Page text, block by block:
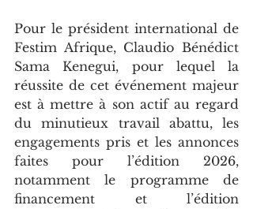
Pour le président international de
Festim Afrique, Claudio Bénédict
Sama Kenegui, pour lequel la
réussite de cet événement majeur
est à mettre à son actif au regard
du minutieux travail abattu, les
engagements pris et les annonces
faites pour l’édition 2026,
notamment le programme de
financement et l’édition